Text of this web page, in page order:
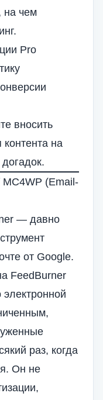
на чем
Pro
вносить
контента на
(Email-
— давно
от Google.
FeedBurner
раз, когда
Он не